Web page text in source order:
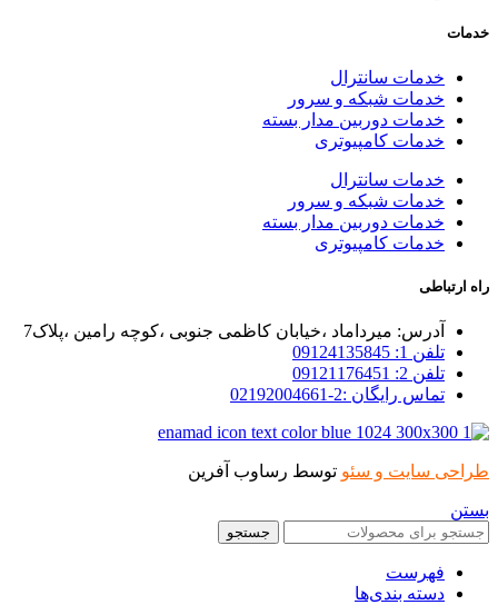
خدمات
خدمات سانترال
خدمات شبکه و سرور
خدمات دوربین مدار بسته
خدمات کامپیوتری
خدمات سانترال
خدمات شبکه و سرور
خدمات دوربین مدار بسته
خدمات کامپیوتری
راه ارتباطی
آدرس: میرداماد ،خیابان کاظمی جنوبی ،کوچه رامین ،پلاک7
تلفن 1: 09124135845
تلفن 2: 09121176451
تماس رایگان :2-02192004661
طراحی سایت و سئو توسط رساوب آفرین
بستن
جستجو
فهرست
دسته بندی‌ها